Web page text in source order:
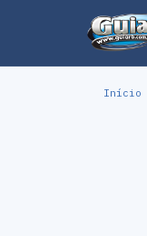
Início